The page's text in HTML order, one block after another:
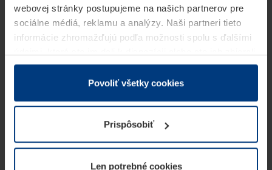
webovej stránky postupujeme na našich partnerov pre
sociálne médiá, reklamu a analýzy. Naši partneri tieto
informácie zhromažďujú podľa možnosti spolu s ďalšími
v rámci Vášho využívania služieb.
Z právneho hľadiska môžeme cookies ukladať na Vašom
prevádzku tejto stránky. Pre všetky ostatné typy cookie
potrebujeme Vaše povolenie. Vaše povolenie môžete
kedykoľvek zmeniť alebo odvolať vo vysvetlení cookie
Povoliť všetky cookies
Prispôsobiť
Len potrebné cookies